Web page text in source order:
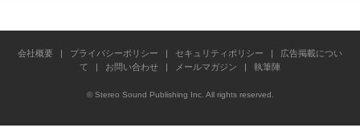
会社概要 プライバシーポリシー セキュリティポリシー
広告掲載につい
て
お問い合わせ メールマガジン 執筆陣
© Stereo Sound Publishing Inc. All rights reserved.